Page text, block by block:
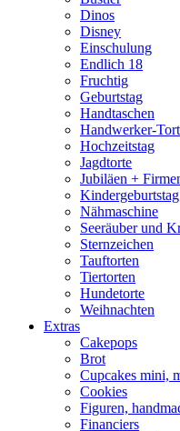
Dinos
Disney
Einschulung
Endlich 18
Fruchtig
Geburtstag
Handtaschen
Handwerker-
Hochzeitstag
Jagdtorte
Jubiläen +
Kindergeburtstag
Nähmaschine
Seeräuber und
Sternzeichen
Tauftorten
Tiertorten
Hundetorte
Weihnachten
Extras
Cakepops
Brot
Cupcakes mini,
Cookies
Figuren,
Financiers